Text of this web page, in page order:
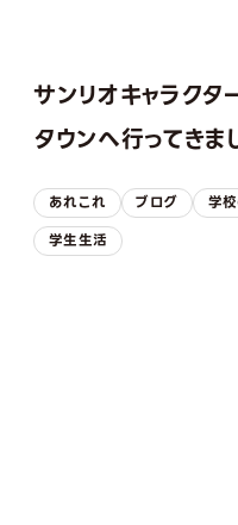
サンリオキャラクタ
タウンへ行ってきま
あれこれ ブログ
学
学生生活